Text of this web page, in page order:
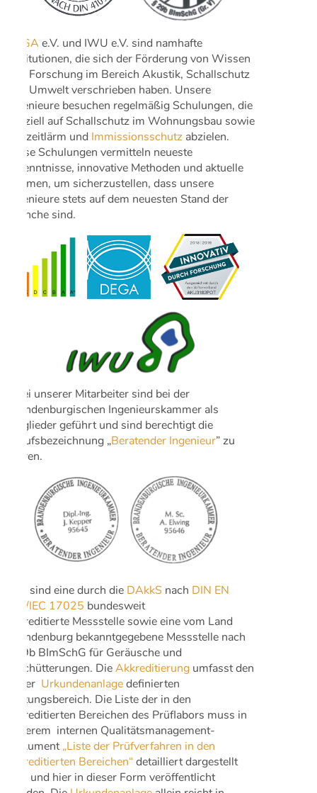
DEGA e.V. und IWU e.V. sind namhafte
Institutionen, die sich der Förderung von Wissen
und Forschung im Bereich Akustik, Schallschutz
und Umwelt verschrieben haben. Unsere
Ingenieure besuchen regelmäßig Schulungen, die
speziell auf Schallschutz im Wohnungsbau sowie
Freizeitlärm und Immissionsschutz abzielen.
Diese Schulungen vermitteln neueste
Erkenntnisse, innovative Methoden und aktuelle
Normen, um sicherzustellen, dass unsere
Ingenieure stets auf dem neuesten Stand der
Branche sind.
Zwei unserer Mitarbeiter sind bei der
Brandenburgischen Ingenieurskammer als
Mitglieder geführt und sind berechtigt die
Berufsbezeichnung „Beratender Ingenieur” zu
führen.
Wir sind eine durch die DAkkS nach DIN EN
ISO/IEC 17025 bundesweit
akkreditierte Messstelle sowie eine vom Land
Brandenburg bekanntgegebene Messstelle nach
§ 29b BImSchG für Geräusche und
Erschütterungen. DieAkkreditierung umfasst den
in der Urkundenanlagedefinierten
Geltungsbereich. Die Liste der in den
akkreditierten Bereichen des Prüflabors muss in
unserem internen Qualitätsmanagement-
Dokument„Liste der Prüfverfahren in den
akkreditierten Bereichen“detailliert dargestellt
sein und hier in dieser Form veröffentlicht